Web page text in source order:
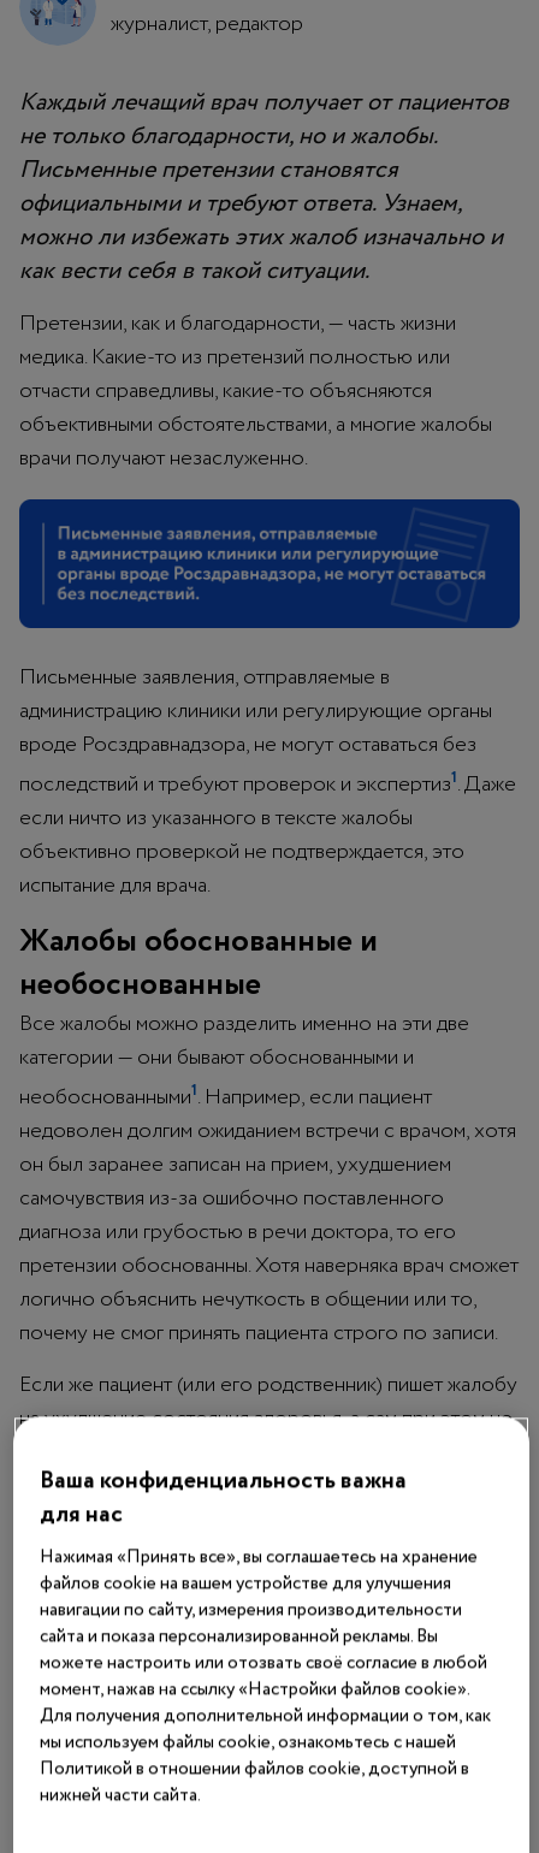
журналист, редактор
Каждый лечащий врач получает от пациентов
не только благодарности, но и жалобы.
Письменные претензии становятся
официальными и требуют ответа. Узнаем,
можно ли избежать этих жалоб изначально и
как вести себя в такой ситуации.
Претензии, как и благодарности, — часть жизни
медика. Какие-то из претензий полностью или
отчасти справедливы, какие-то объясняются
объективными обстоятельствами, а многие жалобы
врачи получают незаслуженно.
Письменные заявления, отправляемые в
администрацию клиники или регулирующие органы
вроде Росздравнадзора, не могут оставаться без
последствий и требуют проверок и экспертиз1. Даже
если ничто из указанного в тексте жалобы
объективно проверкой не подтверждается, это
испытание для врача.
Жалобы обоснованные и
необоснованные
Все жалобы можно разделить именно на эти две
категории — они бывают обоснованными и
необоснованными1. Например, если пациент
недоволен долгим ожиданием встречи с врачом, хотя
он был заранее записан на прием, ухудшением
самочувствия из-за ошибочно поставленного
диагноза или грубостью в речи доктора, то его
претензии обоснованны. Хотя наверняка врач сможет
логично объяснить нечуткость в общении или то,
почему не смог принять пациента строго по записи.
Если же пациент (или его родственник) пишет жалобу
на ухудшение состояния здоровья, а сам при этом не
рекомендаций, или опаздывает на прием на полтора
часа, а потом возмущается, что доктор отказывается
его немедленно принять, то эти поводы для жалоб
явно необоснованны1.
Но возможность не дать им стать официальными
письменными претензиями все же имеется.
Как гасить конфликты на первой
стадии
Ваша конфиденциальность важна
для нас
Нажимая «Принять все», вы соглашаетесь на хранение
файлов cookie на вашем устройстве для улучшения
навигации по сайту, измерения производительности
сайта и показа персонализированной рекламы. Вы
можете настроить или отозвать своё согласие в любой
момент, нажав на ссылку «Настройки файлов cookie».
Для получения дополнительной информации о том, как
мы используем файлы cookie, ознакомьтесь с нашей
Политикой в отношении файлов cookie, доступной в
нижней части сайта.